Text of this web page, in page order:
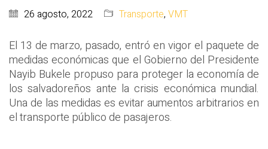
26 agosto, 2022 Transporte, VMT
El 13 de marzo, pasado, entró en vigor el paquete de
medidas económicas que el Gobierno del Presidente
Nayib Bukele propuso para proteger la economía de
los salvadoreños ante la crisis económica mundial.
Una de las medidas es evitar aumentos arbitrarios en
el transporte público de pasajeros.